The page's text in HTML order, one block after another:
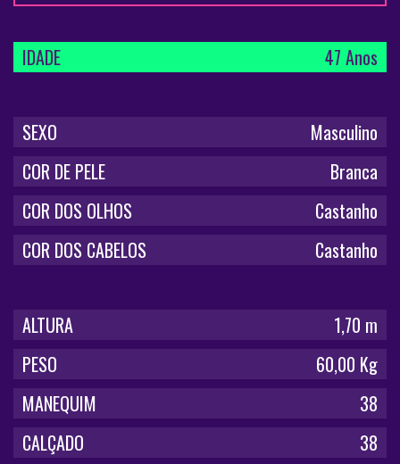
IDADE 47 Anos
SEXO
Masculino
COR DE PELE
Branca
COR DOS OLHOS
Castanho
COR DOS CABELOS
Castanho
ALTURA
1,70 m
PESO
60,00 Kg
MANEQUIM
38
CALÇADO
38